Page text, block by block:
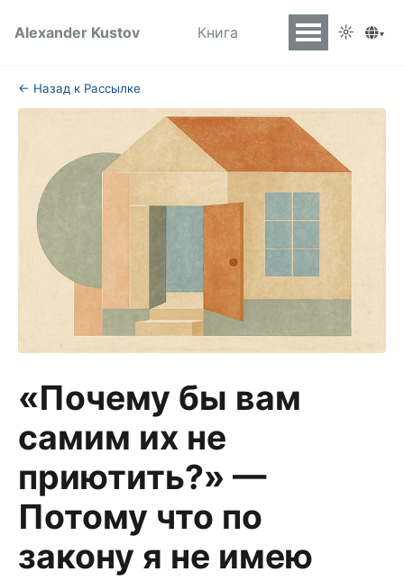
Alexander Kustov Книга ☼ ▾
← Назад к Рассылке
«Почему бы вам
самим их не
приютить?» —
Потому что по
закону я не имею